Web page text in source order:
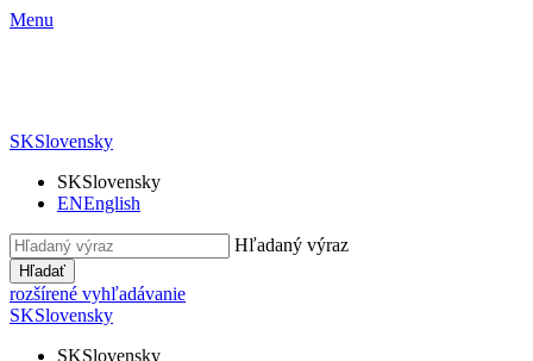
Menu
SKSlovensky
SKSlovensky
ENEnglish
Hľadaný výraz
Hľadať
rozšírené vyhľadávanie
SKSlovensky
SKSlovensky